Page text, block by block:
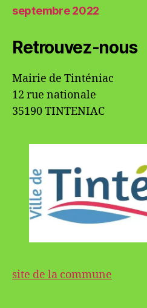
septembre 2022
Retrouvez-nous
Mairie de Tinténiac
12 rue nationale
35190 TINTENIAC
site de la commune